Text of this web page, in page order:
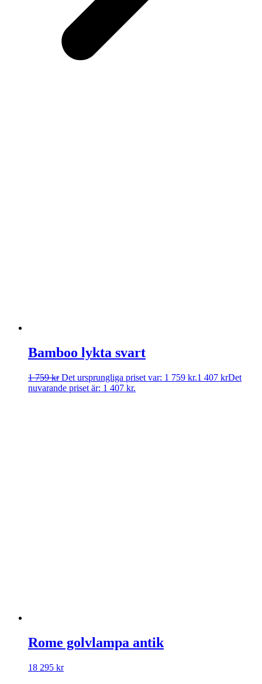
Bamboo lykta svart
1 759kr Det ursprungliga priset var: 1 759 kr.1 407 krDet
nuvarande priset är: 1 407 kr.
Rome golvlampa antik
18 295 kr